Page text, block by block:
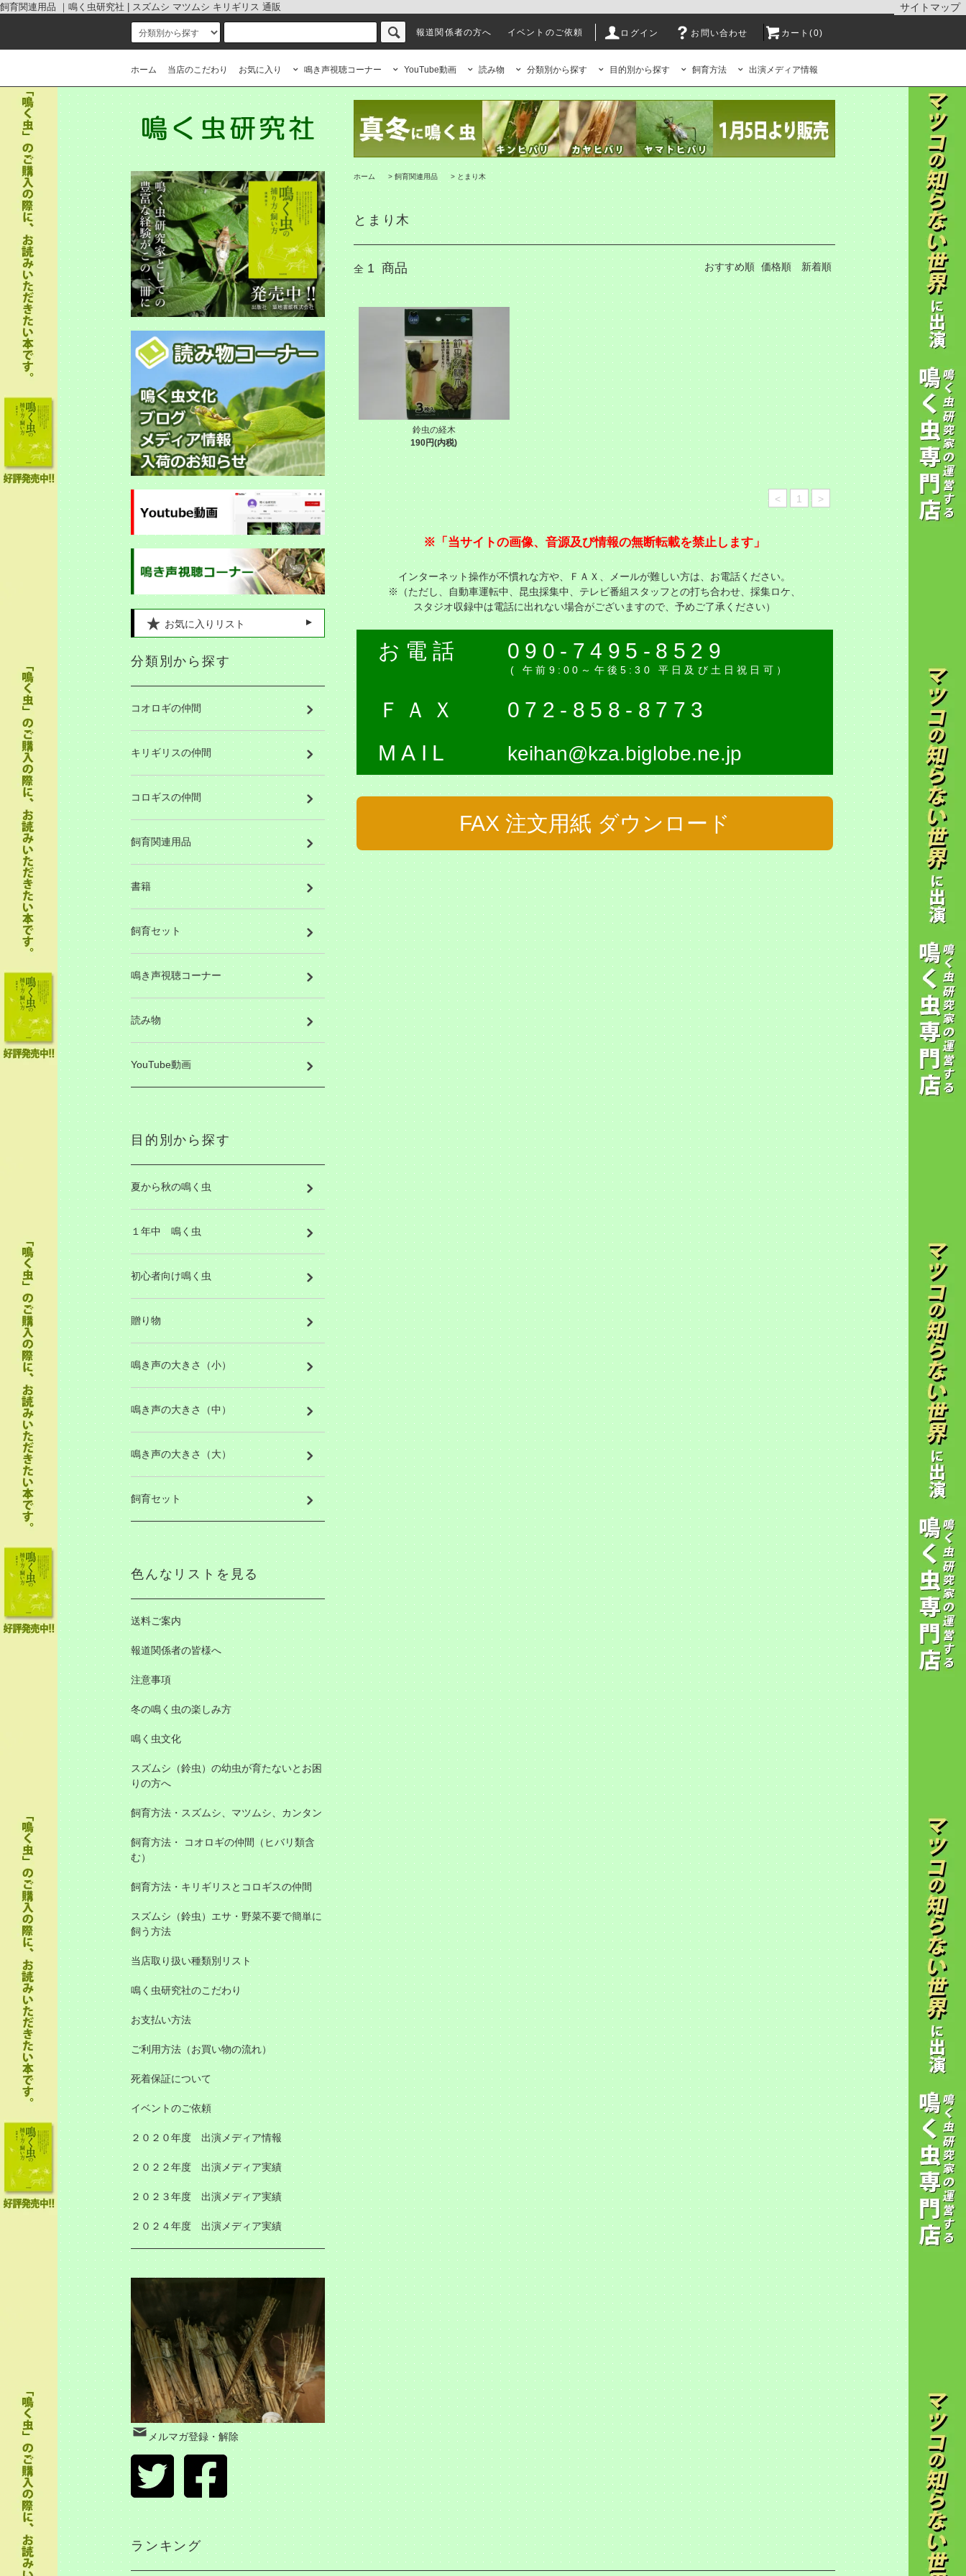
飼育関連用品 ｜鳴く虫研究社 | スズムシ マツムシ キリギリス 通販 サイトマップ
ログイン お問い合わせ カート(0)
報道関係者の方へ イベントのご依頼
ホーム 当店のこだわり お気に入り 鳴き声視聴コーナー YouTube動画 読み物 分類別から探す 目的別から探す 飼育方法 出演メディア情報
ホーム > 飼育関連用品 > とまり木
とまり木
全 1 商品 おすすめ順 価格順 新着順
鈴虫の経木
190円(内税)
< 1 >
※「当サイトの画像、音源及び情報の無断転載を禁止します」
インターネット操作が不慣れな方や、ＦＡＸ、メールが難しい方は、お電話ください。
※（ただし、自動車運転中、昆虫採集中、テレビ番組スタッフとの打ち合わせ、採集ロケ、
スタジオ収録中は電話に出れない場合がございますので、予めご了承ください）
お電話 090-7495-8529
( 午前9:00～午後5:30 平日及び土日祝日可）
ＦＡＸ
072-858-8773
MAIL
keihan@kza.biglobe.ne.jp
FAX 注文用紙 ダウンロード
お気に入りリスト
分類別から探す
コオロギの仲間
キリギリスの仲間
コロギスの仲間
飼育関連用品
書籍
飼育セット
鳴き声視聴コーナー
読み物
YouTube動画
目的別から探す
夏から秋の鳴く虫
１年中 鳴く虫
初心者向け鳴く虫
贈り物
鳴き声の大きさ（小）
鳴き声の大きさ（中）
鳴き声の大きさ（大）
飼育セット
色んなリストを見る
送料ご案内
報道関係者の皆様へ
注意事項
冬の鳴く虫の楽しみ方
鳴く虫文化
スズムシ（鈴虫）の幼虫が育たないとお困
りの方へ
飼育方法・スズムシ、マツムシ、カンタン
飼育方法・ コオロギの仲間（ヒバリ類含
む）
飼育方法・キリギリスとコロギスの仲間
スズムシ（鈴虫）エサ・野菜不要で簡単に
飼う方法
当店取り扱い種類別リスト
鳴く虫研究社のこだわり
お支払い方法
ご利用方法（お買い物の流れ）
死着保証について
イベントのご依頼
２０２０年度 出演メディア情報
２０２２年度 出演メディア実績
２０２３年度 出演メディア実績
２０２４年度 出演メディア実績
メルマガ登録・解除
ランキング